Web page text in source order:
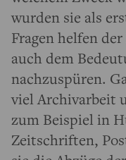
wurden sie als
Fragen helfen
auch dem
nachzuspüren.
viel Archivarbeit
zum Beispiel in
Zeitschriften,